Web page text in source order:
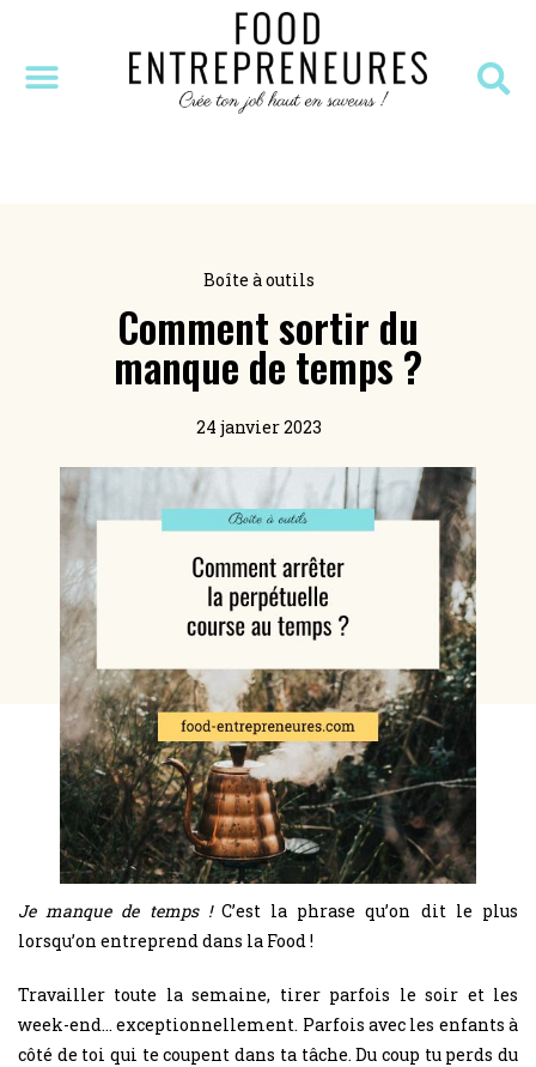
Boîte à outils
Comment sortir du
manque de temps ?
24 janvier 2023
Je manque de temps !C’est la phrase qu’on dit le plus
lorsqu’on entreprend dans la Food !
Travailler toute la semaine, tirer parfois le soir et les
week-end… exceptionnellement. Parfois avec les enfants à
côté de toi qui te coupent dans ta tâche. Du coup tu perds du